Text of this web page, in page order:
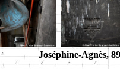
Joséphine-Agnès,